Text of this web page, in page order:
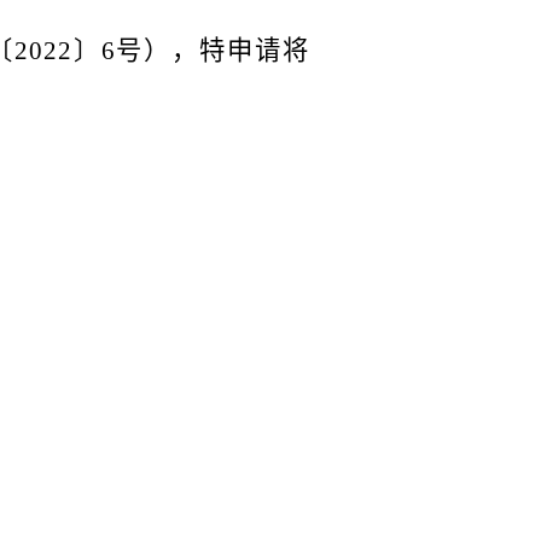
2022〕6号），特申请将